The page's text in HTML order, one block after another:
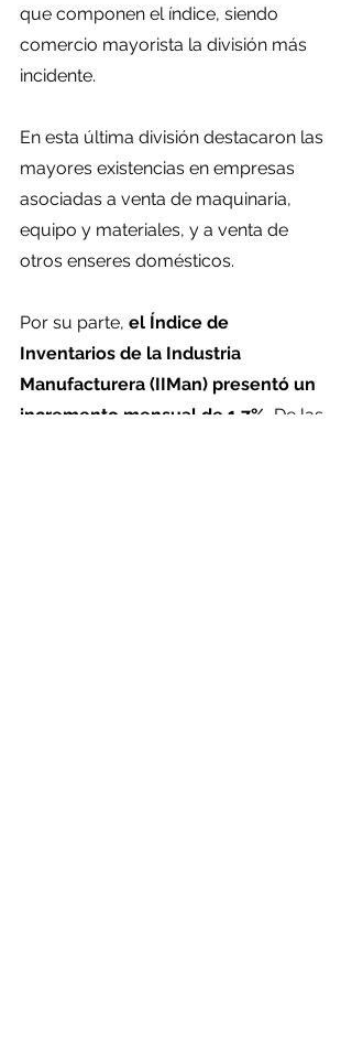
que componen el índice, siendo
comercio mayorista la división más
incidente.
En esta última división destacaron las
mayores existencias en empresas
asociadas a venta de maquinaria,
equipo y materiales, y a venta de
otros enseres domésticos.
Por su parte, el Índice de
Inventarios de la Industria
Manufacturera (IIMan) presentó un
incremento mensual de 1,7%. De las